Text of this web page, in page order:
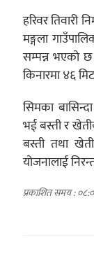
हरिवर तिवारी
मङ्गला
सम्पन्न भएको छ
किनारमा ४६
सिमका
भई बस्ती र
बस्ती तथा
योजनालाई
प्रकाशित समय :